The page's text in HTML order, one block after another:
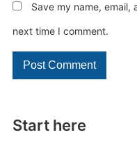
Start here
Save my name,
next time I comment.